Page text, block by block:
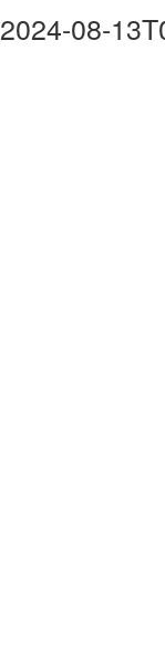
2024-08-